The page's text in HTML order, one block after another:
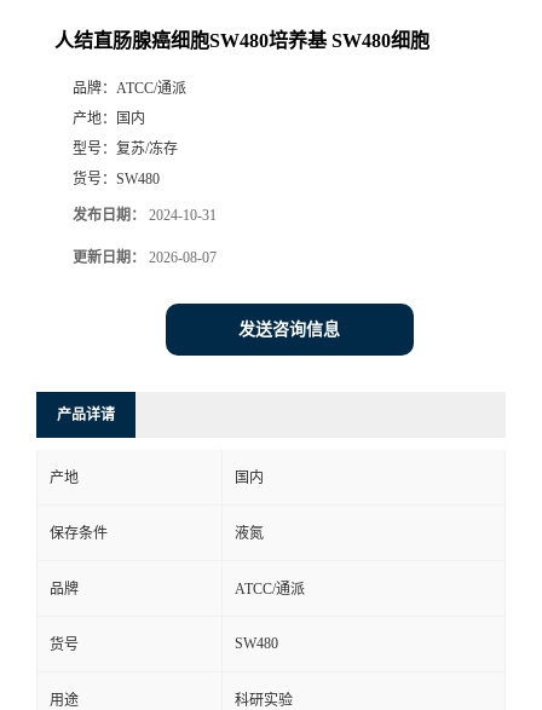
人结直肠腺癌细胞SW480培养基 SW480细胞
品牌： ATCC/通派
产地：
国内
型号： 复苏/冻存
货号： SW480
发布日期： 2024-10-31
更新日期： 2026-08-07
发送咨询信息
产品详请
产地 国内
保存条件 液氮
品牌 ATCC/通派
货号 SW480
用途 科研实验